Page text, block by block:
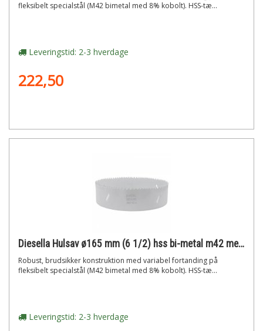
fleksibelt specialstål (M42 bimetal med 8% kobolt). HSS-tæ...
Leveringstid: 2-3 hverdage
222,50
Diesella Hulsav ø165 mm (6 1/2) hss bi-metal m42 med 8% cobolt"
Robust, brudsikker konstruktion med variabel fortanding på
fleksibelt specialstål (M42 bimetal med 8% kobolt). HSS-tæ...
Leveringstid: 2-3 hverdage